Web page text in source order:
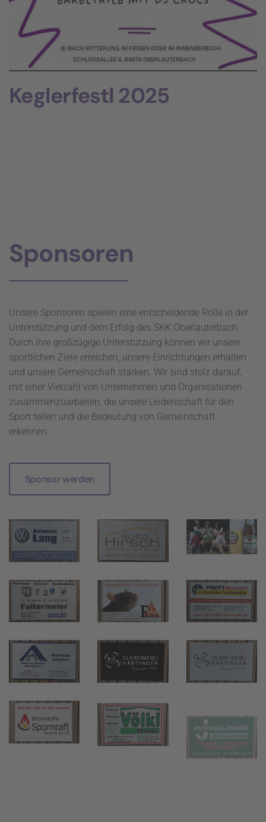
Keglerfestl 2025
Sponsoren
Unsere Sponsoren spielen eine entscheidende Rolle in der
Unterstützung und dem Erfolg des SKK Oberlauterbach.
Durch ihre großzügige Unterstützung können wir unsere
sportlichen Ziele erreichen, unsere Einrichtungen erhalten
und unsere Gemeinschaft stärken. Wir sind stolz darauf,
mit einer Vielzahl von Unternehmen und Organisationen
zusammenzuarbeiten, die unsere Leidenschaft für den
Sport teilen und die Bedeutung von Gemeinschaft
erkennen.
Sponsor werden